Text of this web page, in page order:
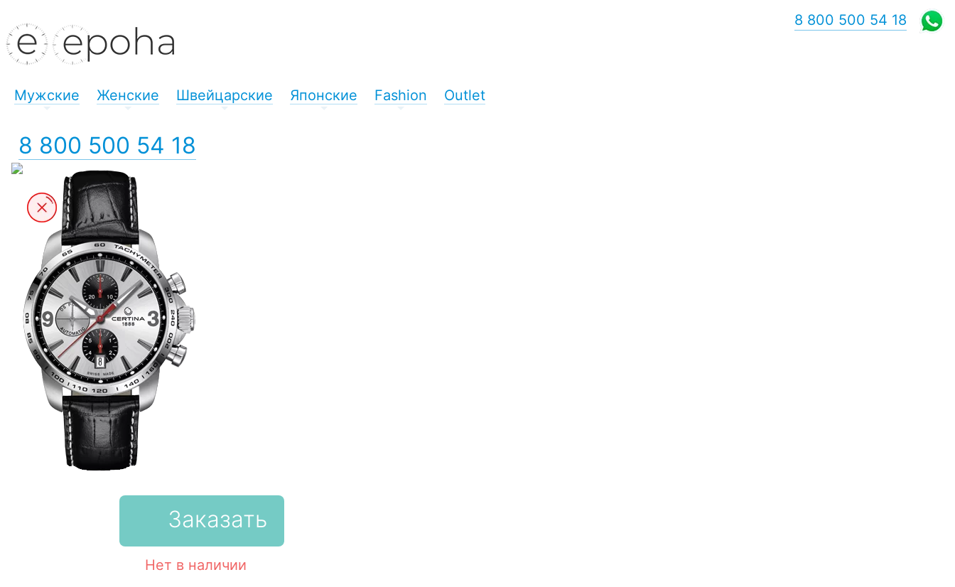
Мужские Женские Швейцарские Японские Fashion Outlet
8 800 500 54 18
8 800 500 54 18
Заказать
Нет в наличии